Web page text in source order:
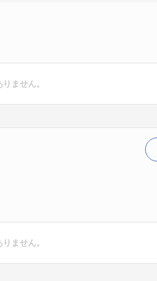
ません。
ません。